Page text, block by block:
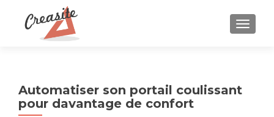
Automatiser son portail coulissant
pour davantage de confort